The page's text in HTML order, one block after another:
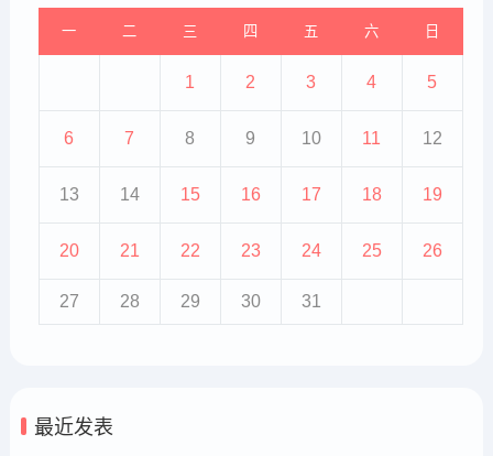
一 二 三 四 五 六 日
1 2 3 4 5
6 7 8 9 10 11 12
13 14 15 16 17 18 19
20 21 22 23 24 25 26
27 28 29 30 31
最近发表